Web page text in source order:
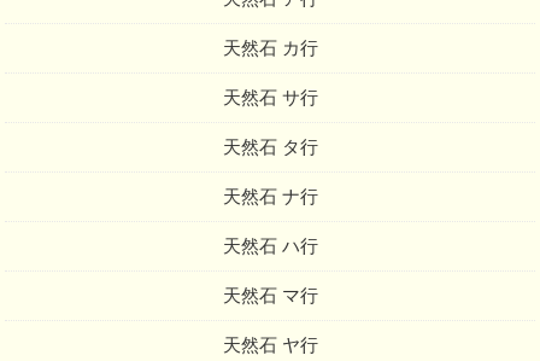
天然石 カ行
天然石 サ行
天然石 タ行
天然石 ナ行
天然石 ハ行
天然石 マ行
天然石 ヤ行